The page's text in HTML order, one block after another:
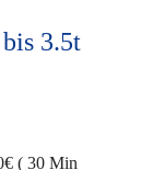
3.5t
( 30 Min